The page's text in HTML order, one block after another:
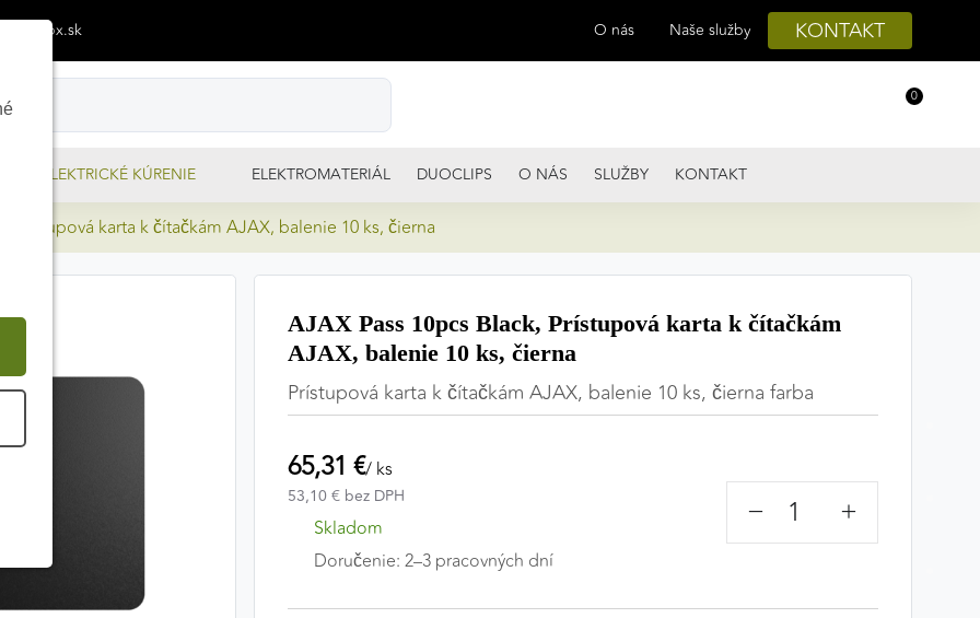
O nás Naše služby KONTAKT
0
ELEKTRICKÉ KÚRENIE ELEKTROMATERIÁL DUOCLIPS O NÁS SLUŽBY KONTAKT
Prístupová karta k čítačkám AJAX, balenie 10 ks, čierna
AJAX Pass 10pcs Black, Prístupová karta k čítačkám
AJAX, balenie 10 ks, čierna
Prístupová karta k čítačkám AJAX, balenie 10 ks, čierna farba
65,31 €/ ks
53,10 € bez DPH
Skladom
Doručenie: 2–3 pracovných dní
− +